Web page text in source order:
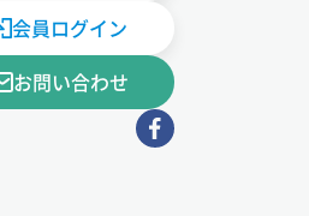
会員ログイン
お問い合わせ